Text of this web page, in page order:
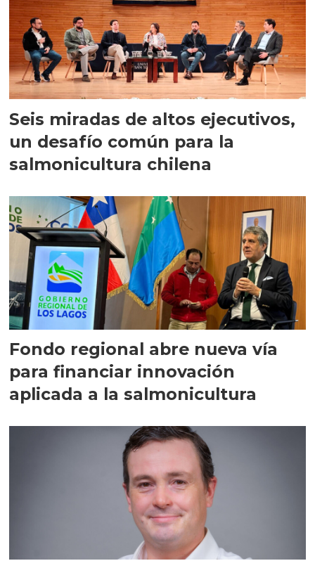
Seis miradas de altos ejecutivos,
un desafío común para la
salmonicultura chilena
Fondo regional abre nueva vía
para financiar innovación
aplicada a la salmonicultura